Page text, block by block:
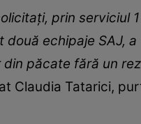
prin serviciul
două echipaje SAJ,
păcate fără un
Claudia Tatarici,